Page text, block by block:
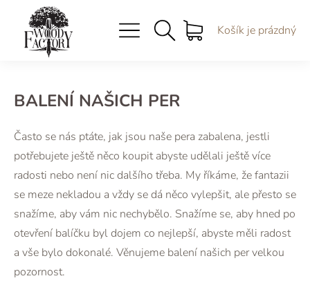
Košík je prázdný
BALENÍ NAŠICH PER
Často se nás ptáte, jak jsou naše pera zabalena, jestli
potřebujete ještě něco koupit abyste udělali ještě více
radosti nebo není nic dalšího třeba. My říkáme, že fantazii
se meze nekladou a vždy se dá něco vylepšit, ale přesto se
snažíme, aby vám nic nechybělo. Snažíme se, aby hned po
otevření balíčku byl dojem co nejlepší, abyste měli radost
a vše bylo dokonalé. Věnujeme balení našich per velkou
pozornost.